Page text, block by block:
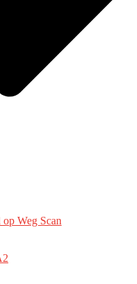
Weg Scan